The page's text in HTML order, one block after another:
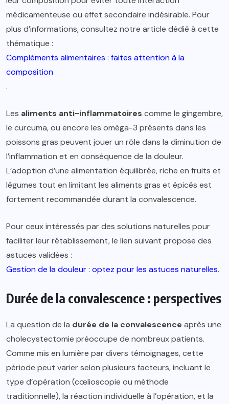
médicamenteuse ou effet secondaire indésirable. Pour
plus d’informations, consultez notre article dédié à cette
thématique :
Compléments alimentaires : faites attention à la
composition
.
Les aliments anti-inflammatoires comme le gingembre,
le curcuma, ou encore les oméga-3 présents dans les
poissons gras peuvent jouer un rôle dans la diminution de
l’inflammation et en conséquence de la douleur.
L’adoption d’une alimentation équilibrée, riche en fruits et
légumes tout en limitant les aliments gras et épicés est
fortement recommandée durant la convalescence.
Pour ceux intéressés par des solutions naturelles pour
faciliter leur rétablissement, le lien suivant propose des
astuces validées :
Gestion de la douleur : optez pour les astuces naturelles.
Durée de la convalescence : perspectives
La question de la durée de la convalescence après une
cholecystectomie préoccupe de nombreux patients.
Comme mis en lumière par divers témoignages, cette
période peut varier selon plusieurs facteurs, incluant le
type d’opération (cœlioscopie ou méthode
traditionnelle), la réaction individuelle à l’opération, et la